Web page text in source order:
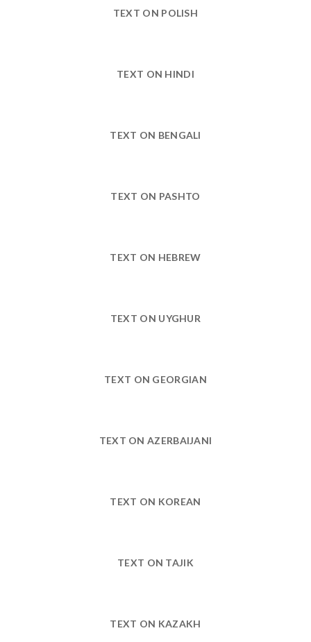
TEXT ON POLISH
TEXT ON HINDI
TEXT ON BENGALI
TEXT ON PASHTO
TEXT ON HEBREW
TEXT ON UYGHUR
TEXT ON GEORGIAN
TEXT ON AZERBAIJANI
TEXT ON KOREAN
TEXT ON TAJIK
TEXT ON KAZAKH